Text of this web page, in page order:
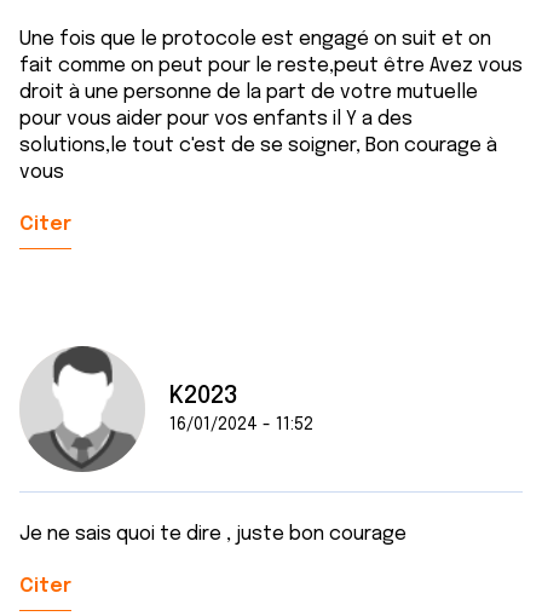
Une fois que le protocole est engagé on suit et on
fait comme on peut pour le reste,peut être Avez vous
droit à une personne de la part de votre mutuelle
pour vous aider pour vos enfants il Y a des
solutions,le tout c'est de se soigner, Bon courage à
vous
Citer
K2023
16/01/2024 - 11:52
Je ne sais quoi te dire , juste bon courage
Citer